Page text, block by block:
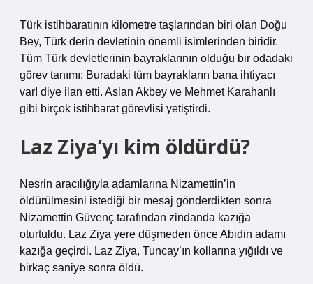
Türk istihbaratının kilometre taşlarından biri olan Doğu
Bey, Türk derin devletinin önemli isimlerinden biridir.
Tüm Türk devletlerinin bayraklarının olduğu bir odadaki
görev tanımı: Buradaki tüm bayrakların bana ihtiyacı
var! diye ilan etti. Aslan Akbey ve Mehmet Karahanlı
gibi birçok istihbarat görevlisi yetiştirdi.
Laz Ziya’yı kim öldürdü?
Nesrin aracılığıyla adamlarına Nizamettin’in
öldürülmesini istediği bir mesaj gönderdikten sonra
Nizamettin Güvenç tarafından zindanda kazığa
oturtuldu. Laz Ziya yere düşmeden önce Abidin adamı
kazığa geçirdi. Laz Ziya, Tuncay’ın kollarına yığıldı ve
birkaç saniye sonra öldü.